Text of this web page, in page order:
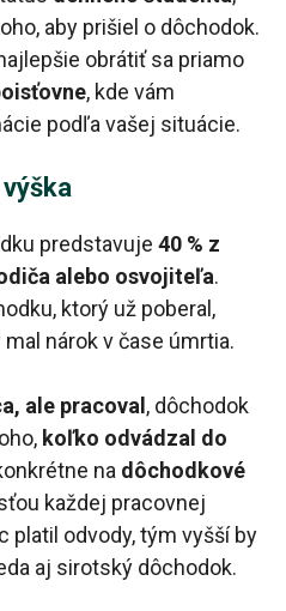
aby prišiel o dôchodok.
obrátiť sa priamo
, kde vám
podľa vašej situácie.
predstavuje 40 % z
alebo osvojiteľa.
ktorý už poberal,
nárok v čase úmrtia.
ale pracoval, dôchodok
koľko odvádzal do
na dôchodkové
každej pracovnej
platil odvody, tým vyšší by
aj sirotský dôchodok.